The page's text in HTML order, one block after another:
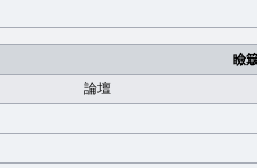
瞼
論壇